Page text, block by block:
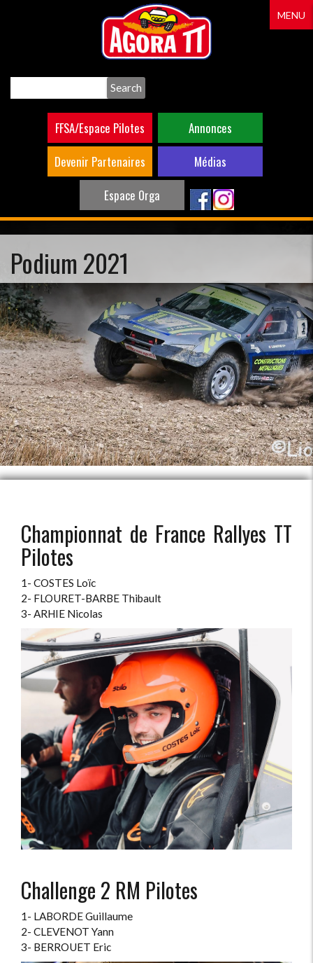
FFSA/Espace Pilotes
Annonces
Devenir Partenaires
Médias
Espace Orga
MENU
Podium 2021
Championnat de France Rallyes TT
Pilotes
1- COSTES Loïc
2- FLOURET-BARBE Thibault
3- ARHIE Nicolas
Challenge 2 RM Pilotes
1- LABORDE Guillaume
2- CLEVENOT Yann
3- BERROUET Eric